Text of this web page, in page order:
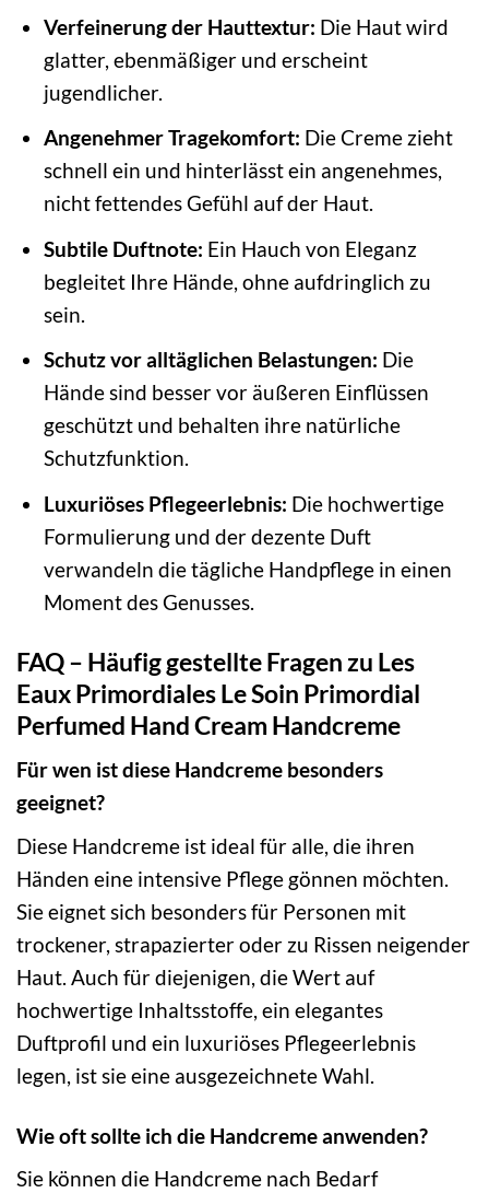
Verfeinerung der Hauttextur: Die Haut wird
glatter, ebenmäßiger und erscheint
jugendlicher.
Angenehmer Tragekomfort: Die Creme zieht
schnell ein und hinterlässt ein angenehmes,
nicht fettendes Gefühl auf der Haut.
Subtile Duftnote: Ein Hauch von Eleganz
begleitet Ihre Hände, ohne aufdringlich zu
sein.
Schutz vor alltäglichen Belastungen: Die
Hände sind besser vor äußeren Einflüssen
geschützt und behalten ihre natürliche
Schutzfunktion.
Luxuriöses Pflegeerlebnis: Die hochwertige
Formulierung und der dezente Duft
verwandeln die tägliche Handpflege in einen
Moment des Genusses.
FAQ – Häufig gestellte Fragen zu Les
Eaux Primordiales Le Soin Primordial
Perfumed Hand Cream Handcreme
Für wen ist diese Handcreme besonders
geeignet?
Diese Handcreme ist ideal für alle, die ihren
Händen eine intensive Pflege gönnen möchten.
Sie eignet sich besonders für Personen mit
trockener, strapazierter oder zu Rissen neigender
Haut. Auch für diejenigen, die Wert auf
hochwertige Inhaltsstoffe, ein elegantes
Duftprofil und ein luxuriöses Pflegeerlebnis
legen, ist sie eine ausgezeichnete Wahl.
Wie oft sollte ich die Handcreme anwenden?
Sie können die Handcreme nach Bedarf